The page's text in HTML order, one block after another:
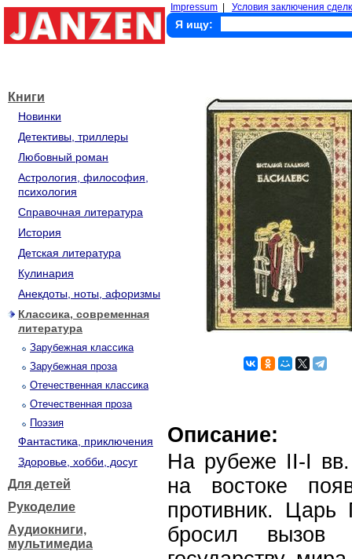
Impressum Условия заключения
Я ищу:
Книги
Новинки
Детективы, триллеры
Любовный роман
Астрология, философия,
психология
Справочная литература
История
Детская литература
Кулинария
Анекдоты, ноты, афоризмы
Классика, современная
литература
Зарубежная классика
Зарубежная проза
Отечественная классика
Отечественная проза
Поэзия
Фантастика, приключения
Здоровье, хобби, досуг
Для детей
Рукоделие
Аудиокниги,
мультимедиа
Описание:
На рубеже II-I
на востоке
противник. Царь
бросил вызов